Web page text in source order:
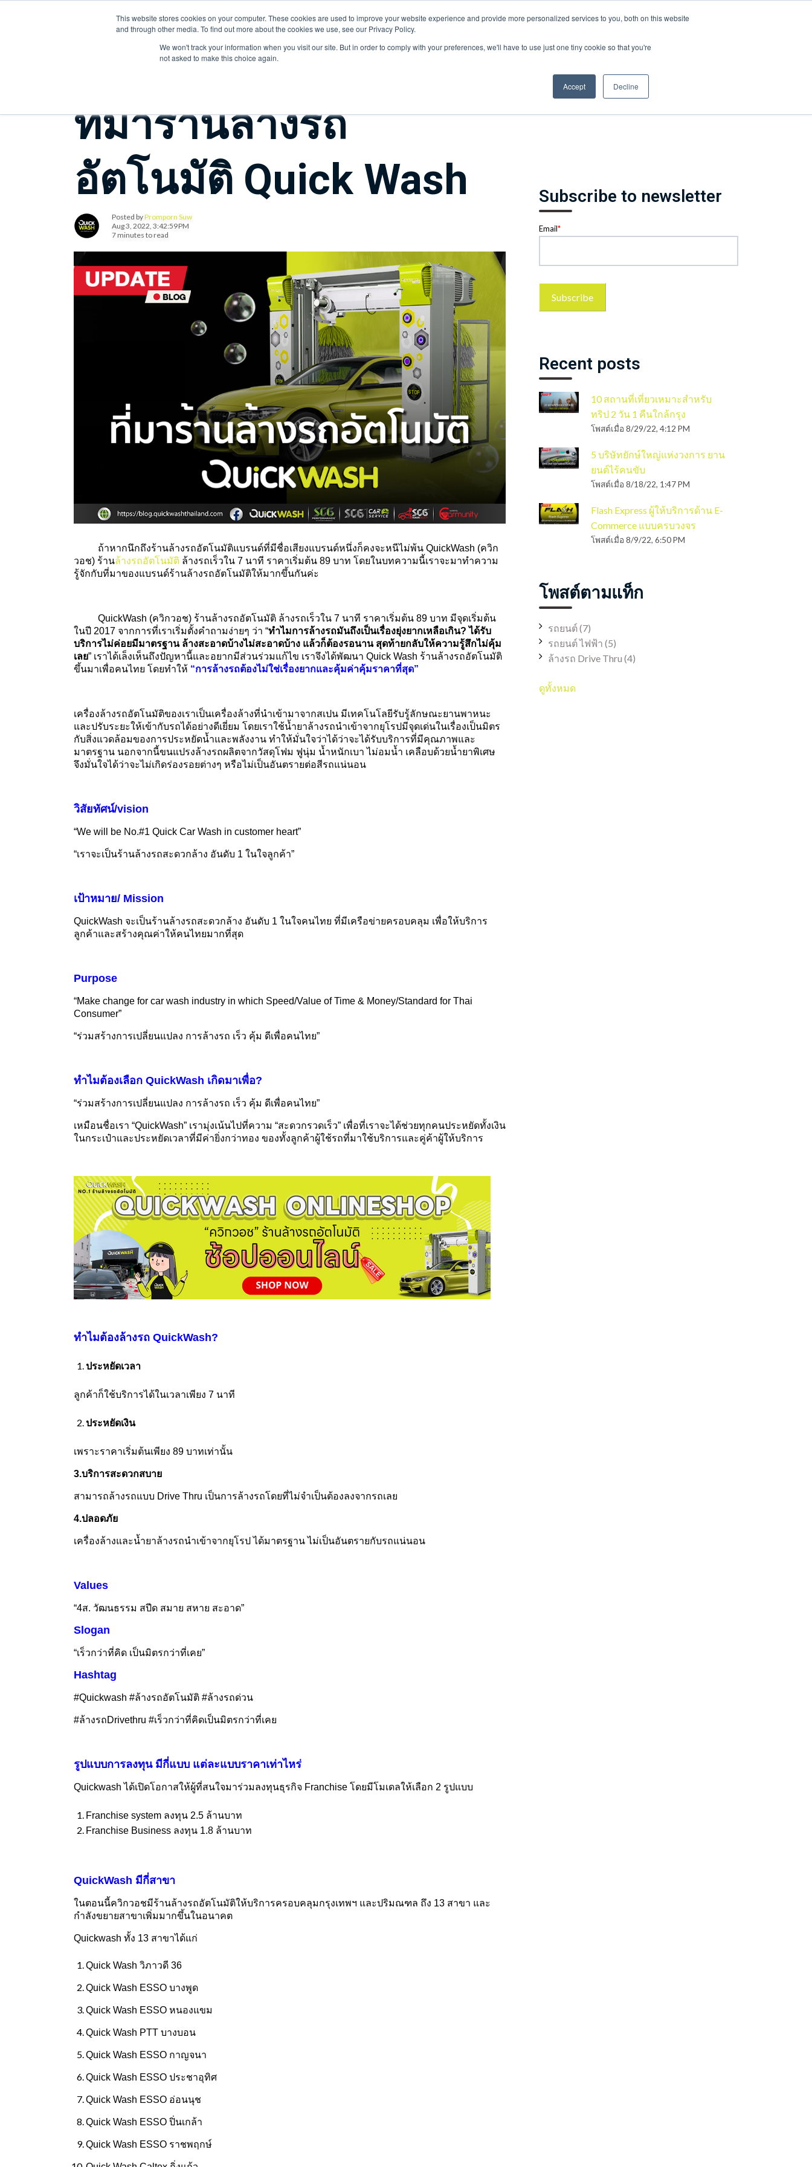
This website stores cookies on your computer. These cookies are used to improve your website experience and provide more personalized services to you, both on this website
and through other media. To find out more about the cookies we use, see our Privacy Policy.
We won't track your information when you visit our site. But in order to comply with your preferences, we'll have to use just one tiny cookie so that you're
not asked to make this choice again.
Accept Decline
HOME ABOUT US CONTRACT US
ที่มาร้านล้างรถ
อัตโนมัติ Quick Wash
Posted byPromporn Suw
Aug 3, 2022, 3:42:59 PM
7 minutes to read
ถ้าหากนึกถึงร้านล้างรถอัตโนมัติแบรนด์ที่มีชื่อเสียงแบรนด์หนึ่งก็คงจะหนีไม่พ้น QuickWash (ควิก
วอช) ร้านล้างรถอัตโนมัติ ล้างรถเร็วใน 7 นาที ราคาเริ่มต้น 89 บาท โดยในบทความนี้เราจะมาทำความ
รู้จักกับที่มาของแบรนด์ร้านล้างรถอัตโนมัติให้มากขึ้นกันค่ะ
QuickWash (ควิกวอช) ร้านล้างรถอัตโนมัติ ล้างรถเร็วใน 7 นาที ราคาเริ่มต้น 89 บาท มีจุดเริ่มต้น
ในปี 2017 จากการที่เราเริ่มตั้งคำถามง่ายๆ ว่า “ทำไมการล้างรถมันถึงเป็นเรื่องยุ่งยากเหลือเกิน?ได้รับ
บริการไม่ค่อยมีมาตรฐาน ล้างสะอาดบ้างไม่สะอาดบ้าง แล้วก็ต้องรอนาน สุดท้ายกลับให้ความรู้สึกไม่คุ้ม
เลย” เราได้เล็งเห็นถึงปัญหานี้และอยากมีส่วนร่วมแก้ไข เราจึงได้พัฒนา Quick Wash ร้านล้างรถอัตโนมัติ
ขึ้นมาเพื่อคนไทย โดยทำให้ “การล้างรถต้องไม่ใช่เรื่องยากและคุ้มค่าคุ้มราคาที่สุด”
เครื่องล้างรถอัตโนมัติของเราเป็นเครื่องล้างที่นำเข้ามาจากสเปน มีเทคโนโลยีรับรู้ลักษณะยานพาหนะ
และปรับระยะให้เข้ากับรถได้อย่างดีเยี่ยม โดยเราใช้น้ำยาล้างรถนำเข้าจากยุโรปมีจุดเด่นในเรื่องเป็นมิตร
กับสิ่งแวดล้อมของการประหยัดน้ำและพลังงาน ทำให้มั่นใจว่าได้ว่าจะได้รับบริการที่มีคุณภาพและ
มาตรฐาน นอกจากนี้ขนแปรงล้างรถผลิตจากวัสดุโฟม ฟูนุ่ม น้ำหนักเบา ไม่อมน้ำ เคลือบด้วยน้ำยาพิเศษ
จึงมั่นใจได้ว่าจะไม่เกิดร่องรอยต่างๆ หรือไม่เป็นอันตรายต่อสีรถแน่นอน
วิสัยทัศน์/vision
“We will be No.#1 Quick Car Wash in customer heart”
“เราจะเป็นร้านล้างรถสะดวกล้าง อันดับ 1 ในใจลูกค้า”
เป้าหมาย/ Mission
QuickWash จะเป็นร้านล้างรถสะดวกล้าง อันดับ 1 ในใจคนไทย ที่มีเครือข่ายครอบคลุม เพื่อให้บริการ
ลูกค้าและสร้างคุณค่าให้คนไทยมากที่สุด
Purpose
“Make change for car wash industry in which Speed/Value of Time & Money/Standard for Thai
Consumer”
“ร่วมสร้างการเปลี่ยนแปลง การล้างรถ เร็ว คุ้ม ดีเพื่อคนไทย”
ทำไมต้องเลือก QuickWash เกิดมาเพื่อ?
“ร่วมสร้างการเปลี่ยนแปลง การล้างรถ เร็ว คุ้ม ดีเพื่อคนไทย”
เหมือนชื่อเรา “QuickWash” เรามุ่งเน้นไปที่ความ “สะดวกรวดเร็ว” เพื่อที่เราจะได้ช่วยทุกคนประหยัดทั้งเงิน
ในกระเป๋าและประหยัดเวลาที่มีค่ายิ่งกว่าทอง ของทั้งลูกค้าผู้ใช้รถที่มาใช้บริการและคู่ค้าผู้ให้บริการ
ทำไมต้องล้างรถ QuickWash?
ประหยัดเวลา
ลูกค้าก็ใช้บริการได้ในเวลาเพียง 7 นาที
ประหยัดเงิน
เพราะราคาเริ่มต้นเพียง 89 บาทเท่านั้น
3.บริการสะดวกสบาย
สามารถล้างรถแบบ Drive Thru เป็นการล้างรถโดยที่ไม่จำเป็นต้องลงจากรถเลย
4.ปลอดภัย
เครื่องล้างและน้ำยาล้างรถนำเข้าจากยุโรป ได้มาตรฐาน ไม่เป็นอันตรายกับรถแน่นอน
Values
“4ส. วัฒนธรรม สปีด สมาย สหาย สะอาด”
Slogan
“เร็วกว่าที่คิด เป็นมิตรกว่าที่เคย”
Hashtag
#Quickwash #ล้างรถอัตโนมัติ #ล้างรถด่วน
#ล้างรถDrivethru #เร็วกว่าที่คิดเป็นมิตรกว่าที่เคย
รูปแบบการลงทุน มีกี่แบบ แต่ละแบบราคาเท่าไหร่
Quickwash ได้เปิดโอกาสให้ผู้ที่สนใจมาร่วมลงทุนธุรกิจ Franchise โดยมีโมเดลให้เลือก 2 รูปแบบ
Franchise system ลงทุน 2.5 ล้านบาท
Franchise Business ลงทุน 1.8 ล้านบาท
QuickWash มีกี่สาขา
ในตอนนี้ควิกวอชมีร้านล้างรถอัตโนมัติให้บริการครอบคลุมกรุงเทพฯ และปริมณฑล ถึง 13 สาขา และ
กำลังขยายสาขาเพิ่มมากขึ้นในอนาคต
Quickwash ทั้ง 13 สาขาได้แก่
Quick Wash วิภาวดี 36
Quick Wash ESSO บางพูด
Quick Wash ESSO หนองแขม
Quick Wash PTT บางบอน
Quick Wash ESSO กาญจนา
Quick Wash ESSO ประชาอุทิศ
Quick Wash ESSO อ่อนนุช
Quick Wash ESSO ปิ่นเกล้า
Quick Wash ESSO ราชพฤกษ์
Subscribe to newsletter
Email*
Recent posts
10 สถานที่เที่ยวเหมาะสำหรับ
ทริป 2 วัน 1 คืนใกล้กรุง
โพสต์เมื่อ 8/29/22, 4:12 PM
5 บริษัทยักษ์ใหญ่แห่งวงการ ยาน
ยนต์ไร้คนขับ
โพสต์เมื่อ 8/18/22, 1:47 PM
Flash Express ผู้ให้บริการด้าน E-
Commerce แบบครบวงจร
โพสต์เมื่อ 8/9/22, 6:50 PM
โพสต์ตามแท็ก
รถยนต์(7)
รถยนต์ ไฟฟ้า (5)
ล้างรถ Drive Thru (4)
ดูทั้งหมด